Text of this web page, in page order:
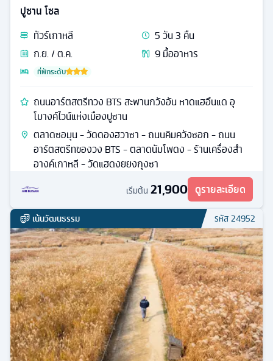
ปูซาน โซล
ทัวร์เกาหลี 5วัน3 คืน
ก.ย. / ต.ค.
9มื้ออาหาร
ที่พักระดับ
ถนนอาร์ตสตรีทวง BTS สะพานกวังอัน หาดแฮอึนแด อุ
โมางค์ไวน์แห่งเมืองปูซาน
ตลาดซอมุน - วัดดองฮวาซา - ถนนคิมควังซอก - ถนน
อาร์ตสตรีทของวง BTS - ตลาดนัมโพดง - ร้านเครื่องสำ
อางค์เกาหลี - วัดแฮดงยยงกุงซา
เริ่มต้น 21,900 ดูรายละเอียด
เน้นวัฒนธรรม รหัส24952